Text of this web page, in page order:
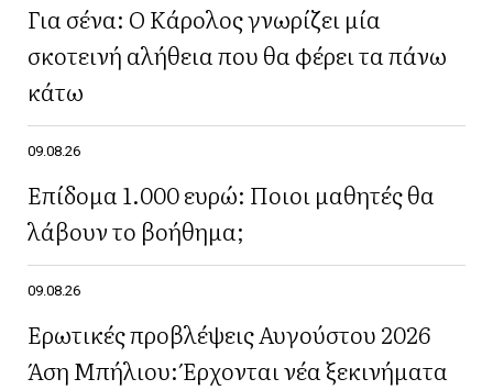
Για σένα: Ο Κάρολος γνωρίζει μία
σκοτεινή αλήθεια που θα φέρει τα πάνω
κάτω
09.08.26
Επίδομα 1.000 ευρώ: Ποιοι μαθητές θα
λάβουν το βοήθημα;
09.08.26
Ερωτικές προβλέψεις Αυγούστου 2026
Άση Μπήλιου: Έρχονται νέα ξεκινήματα